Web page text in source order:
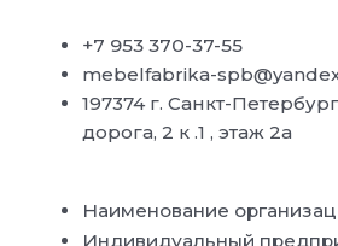
+7 953 370-37-55
mebelfabrika-
197374 г. Санкт-
дорога, 2 к .1 , этаж 2а
Наименование
Индивидуальный